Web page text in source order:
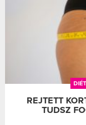
REJTETT
TUDSZ